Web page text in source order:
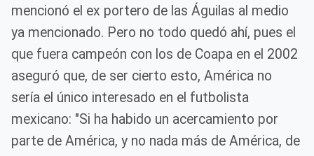
mencionó el ex portero de las Águilas al medio
ya mencionado. Pero no todo quedó ahí, pues el
que fuera campeón con los de Coapa en el 2002
aseguró que, de ser cierto esto, América no
sería el único interesado en el futbolista
mexicano: "Si ha habido un acercamiento por
parte de América, y no nada más de América, de